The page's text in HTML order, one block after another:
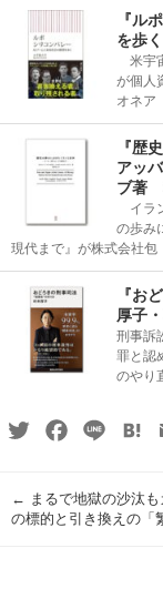
『ル
を歩
米宇
が個人
オネア
『歴
アッ
ブ著
イラ
の歩み
現代まで』が株式会社
『お
厚子
刑事訴
罪と認
のやり
TwitterFacebook
Line
←
まるで地獄の沙汰
の標的と引き換えの「